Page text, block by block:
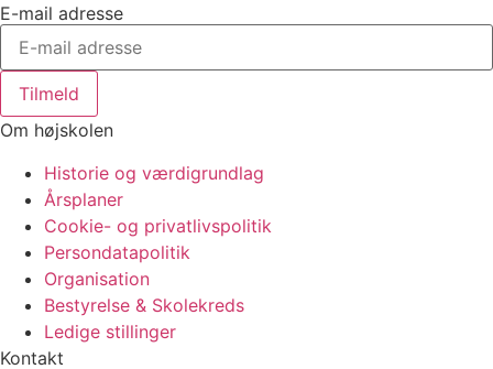
E-mail adresse
Tilmeld
Om højskolen
Historie og værdigrundlag
Årsplaner
Cookie- og privatlivspolitik
Persondatapolitik
Organisation
Bestyrelse & Skolekreds
Ledige stillinger
Kontakt